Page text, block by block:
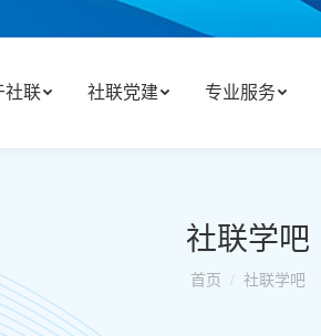
社联 社联党建 专业服务
社联学吧
你在这里：
首页 社联学吧